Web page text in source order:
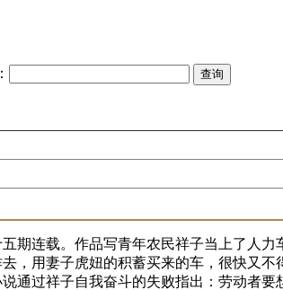
期连载。作品写青年农民祥子当上了人
，用妻子虎妞的积蓄买来的车，很快又
过祥子自我奋斗的失败指出：劳动者要